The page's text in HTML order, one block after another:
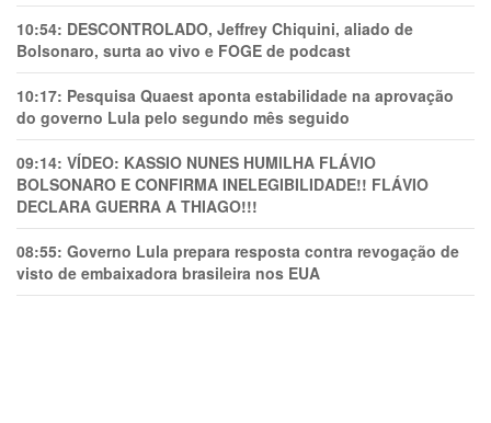
10:54: DESCONTROLADO, Jeffrey Chiquini, aliado de
Bolsonaro, surta ao vivo e FOGE de podcast
10:17: Pesquisa Quaest aponta estabilidade na aprovação
do governo Lula pelo segundo mês seguido
09:14: VÍDEO: KASSIO NUNES HUMlLHA FLÁVIO
BOLSONARO E CONFIRMA INELEGIBILIDADE!! FLÁVIO
DECLARA GUERRA A THIAGO!!!
08:55: Governo Lula prepara resposta contra revogação de
visto de embaixadora brasileira nos EUA